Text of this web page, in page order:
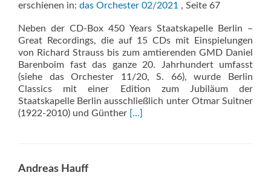
erschienen in: das Orchester 02/2021 , Seite 67
Neben der CD-Box 450 Years Staatskapelle Berlin –
Great Recordings, die auf 15 CDs mit Einspielungen
von Richard Strauss bis zum amtierenden GMD Daniel
Barenboim fast das ganze 20. Jahrhundert umfasst
(siehe das Orchester 11/20, S. 66), wurde Berlin
Classics mit einer Edition zum Jubiläum der
Staatskapelle Berlin ausschließlich unter Otmar Suitner
(1922-2010) und Günther Read
[…]
Andreas Hauff